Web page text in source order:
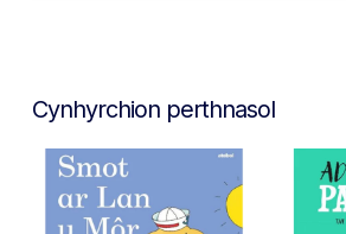
Cynhyrchion perthnasol